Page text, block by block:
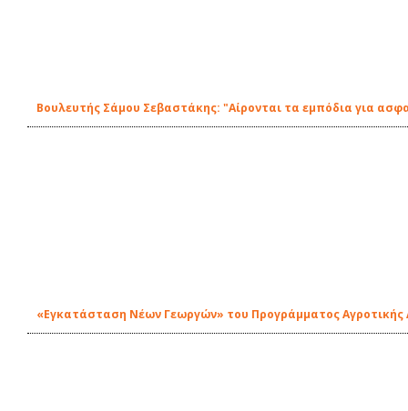
Βουλευτής Σάμου Σεβαστάκης: "Αίρονται τα εμπόδια για
«Εγκατάσταση Νέων Γεωργών» του Προγράμματος Αγροτικής